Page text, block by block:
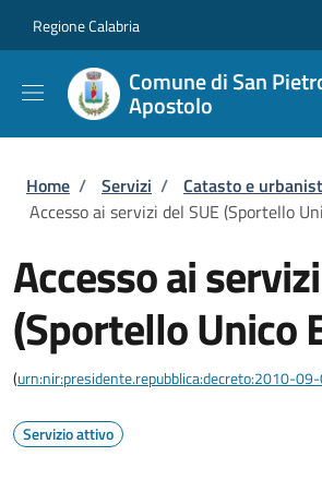
Regione Calabria
Comune di San
Apostolo
Briciole di pane
Home / Servizi / Catasto e
Accesso ai servizi del SUE (Sportello
Accesso ai
(Sportello Unico
(urn:nir:presidente.repubblica:decreto:2010-
Servizio attivo